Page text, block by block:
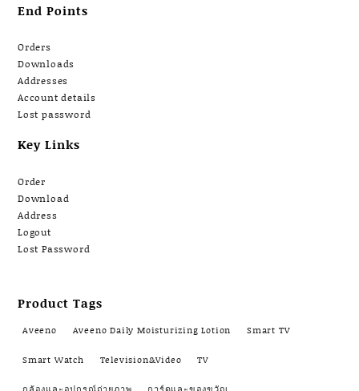
End Points
Orders
Downloads
Addresses
Account details
Lost password
Key Links
Order
Download
Address
Logout
Lost Password
Product Tags
Aveeno Aveeno Daily Moisturizing Lotion Smart TV
Smart Watch Television&Video TV